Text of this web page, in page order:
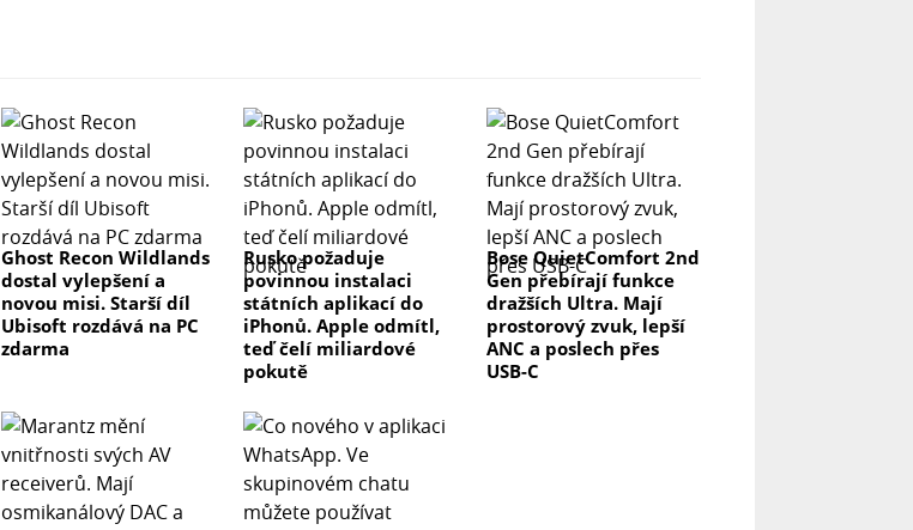
Ghost Recon Wildlands
dostal vylepšení a
novou misi. Starší díl
Ubisoft rozdává na PC
zdarma
Rusko požaduje
povinnou instalaci
státních aplikací do
iPhonů. Apple odmítl,
teď čelí miliardové
pokutě
Bose QuietComfort 2nd
Gen přebírají funkce
dražších Ultra. Mají
prostorový zvuk, lepší
ANC a poslech přes
USB-C